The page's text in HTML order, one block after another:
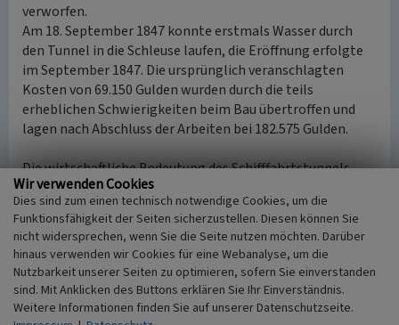
verworfen.
Am 18. September 1847 konnte erstmals Wasser durch
den Tunnel in die Schleuse laufen, die Eröffnung erfolgte
im September 1847. Die ursprünglich veranschlagten
Kosten von 69.150 Gulden wurden durch die teils
erheblichen Schwierigkeiten beim Bau übertroffen und
lagen nach Abschluss der Arbeiten bei 182.575 Gulden.
Die wirtschaftliche Bedeutung des Schifffahrtstunnels
Weilburg war gering und nur von kurzer Dauer. Bereits
1857 begann der Bau der Lahntalbahn und 1863 war
Wetzlar erreicht. Dies läutete den Niedergang der
Transportschifffahrt auf der Lahn ein. Spätestens seit der
zweiten Hälfte des 20. Jahrhunderts wird der Tunnel
ausschließlich zur Sportschifffahrt genutzt.
Wir verwenden Cookies
Dies sind zum einen technisch notwendige Cookies, um die
Funktionsfähigkeit der Seiten sicherzustellen. Diesen können Sie
nicht widersprechen, wenn Sie die Seite nutzen möchten. Darüber
hinaus verwenden wir Cookies für eine Webanalyse, um die
Nutzbarkeit unserer Seiten zu optimieren, sofern Sie einverstanden
sind. Mit Anklicken des Buttons erklären Sie Ihr Einverständnis.
Weitere Informationen finden Sie auf unserer Datenschutzseite.